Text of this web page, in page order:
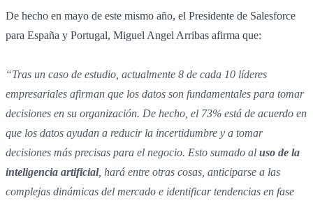
De hecho en mayo de este mismo año, el Presidente de Salesforce
para España y Portugal, Miguel Angel Arribas afirma que:
“Tras un caso de estudio, actualmente 8 de cada 10 líderes
empresariales afirman que los datos son fundamentales para tomar
decisiones en su organización. De hecho, el 73% está de acuerdo en
que los datos ayudan a reducir la incertidumbre y a tomar
decisiones más precisas para el negocio. Esto sumado al uso de la
inteligencia artificial, hará entre otras cosas, anticiparse a las
complejas dinámicas del mercado e identificar tendencias en fase